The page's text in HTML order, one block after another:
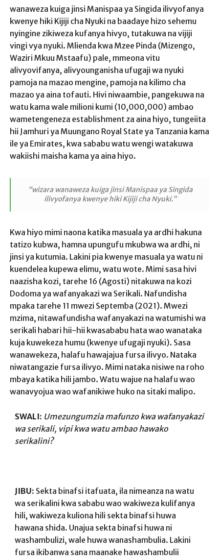
wanaweza kuiga jinsi Manispaa ya Singida ilivyofanya
kwenye hiki Kijiji cha Nyuki na baadaye hizo sehemu
nyingine zikiweza kufanya hivyo, tutakuwa na vijiji
vingi vya nyuki. Mlienda kwa Mzee Pinda (Mizengo,
Waziri Mkuu Mstaafu) pale, mmeona vitu
alivyovifanya, alivyounganisha ufugaji wa nyuki
pamoja na mazao mengine, pamoja na kilimo cha
mazao ya aina tofauti. Hivi niwaambie, pangekuwa na
watu kama wale milioni kumi (10,000,000) ambao
wametengeneza establishment za aina hiyo, tungeiita
hii Jamhuri ya Muungano Royal State ya Tanzania kama
ile ya Emirates, kwa sababu watu wengi watakuwa
wakiishi maisha kama ya aina hiyo.
“wizara wanaweza kuiga jinsi Manispaa ya Singida
ilivyofanya kwenye hiki Kijiji cha Nyuki.”
Kwa hiyo mimi naona katika masuala ya ardhi hakuna
tatizo kubwa, hamna upungufu mkubwa wa ardhi, ni
jinsi ya kutumia. Lakini pia kwenye masuala ya watu ni
kuendelea kupewa elimu, watu wote. Mimi sasa hivi
naazisha kozi, tarehe 16 (Agosti) nitakuwa na kozi
Dodoma ya wafanyakazi wa Serikali. Nafundisha
mpaka tarehe 11 mwezi Septemba (2021). Mwezi
mzima, nitawafundisha wafanyakazi na watumishi wa
serikali habari hii-hii kwasababu hata wao wanataka
kuja kuwekeza humu (kwenye ufugaji nyuki). Sasa
wanawekeza, halafu hawajajua fursa ilivyo. Nataka
niwatangazie fursa ilivyo. Mimi nataka nisiwe na roho
mbaya katika hili jambo. Watu wajue na halafu wao
wanavyojua wao wafanikiwe huko na sitaki malipo.
SWALI: Umezungumzia mafunzo kwa wafanyakazi
wa serikali, vipi kwa watu ambao hawako
serikalini?
JIBU: Sekta binafsi itafuata, ila nimeanza na watu
wa serikalini kwa sababu wao wakiweza kulifanya
hili, wakiweza kuliona hili sekta binafsi huwa
hawana shida. Unajua sekta binafsi huwa ni
washambulizi, wale huwa wanashambulia. Lakini
fursa ikibanwa sana maanake hawashambulii